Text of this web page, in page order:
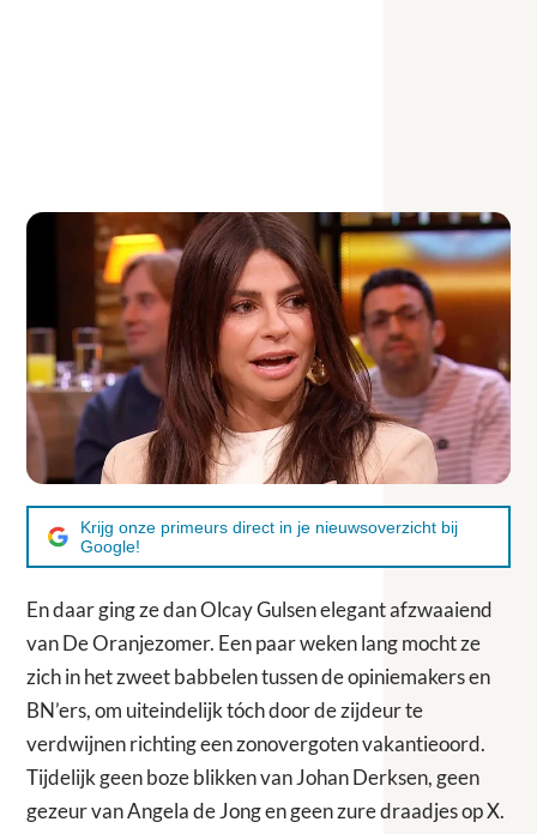
Krijg onze primeurs direct in je nieuwsoverzicht bij
Google!
En daar ging ze dan Olcay Gulsen elegant afzwaaiend
van De Oranjezomer. Een paar weken lang mocht ze
zich in het zweet babbelen tussen de opiniemakers en
BN’ers, om uiteindelijk tóch door de zijdeur te
verdwijnen richting een zonovergoten vakantieoord.
Tijdelijk geen boze blikken van Johan Derksen, geen
gezeur van Angela de Jong en geen zure draadjes op X.